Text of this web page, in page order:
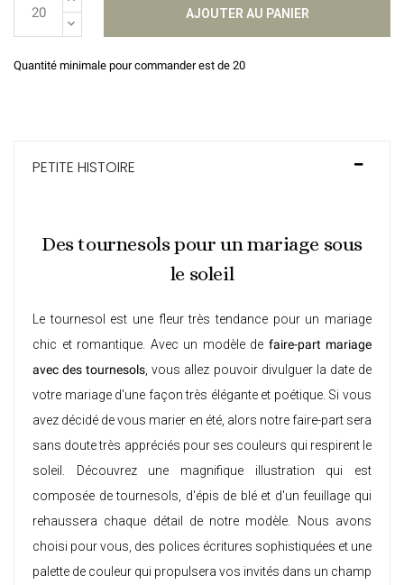
AJOUTER AU PANIER
Quantité minimale pour commander est de 20
PETITE HISTOIRE
Des tournesols pour un mariage sous
le soleil
Le tournesol est une fleur très tendance pour un mariage
chic et romantique. Avec un modèle de faire-part mariage
avec des tournesols , vous allez pouvoir divulguer la date de
votre mariage d'une façon très élégante et poétique. Si vous
avez décidé de vous marier en été, alors notre faire-part sera
sans doute très appréciés pour ses couleurs qui respirent le
soleil. Découvrez une magnifique illustration qui est
composée de tournesols, d'épis de blé et d'un feuillage qui
rehaussera chaque détail de notre modèle. Nous avons
choisi pour vous, des polices écritures sophistiquées et une
palette de couleur qui propulsera vos invités dans un champ